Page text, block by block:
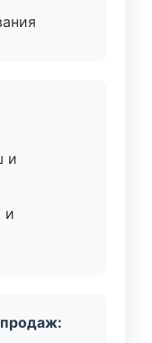
и
и
продаж: